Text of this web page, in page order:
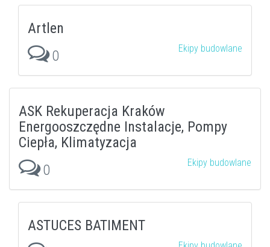
Artlen
0
Ekipy budowlane
ASK Rekuperacja Kraków
Energooszczędne Instalacje, Pompy
Ciepła, Klimatyzacja
0
Ekipy budowlane
ASTUCES BATIMENT